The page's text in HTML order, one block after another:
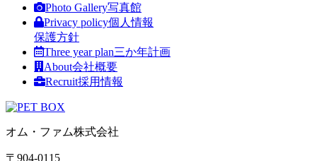
Photo Gallery写真館
Privacy policy個人情報
保護方針
Three year plan三か年計画
About会社概要
Recruit採用情報
オム・ファム株式会社
〒904-0115